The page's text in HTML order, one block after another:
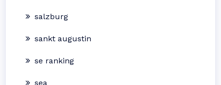
salzburg
sankt augustin
se ranking
sea